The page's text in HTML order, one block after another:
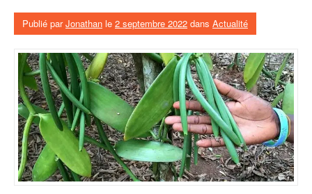
Publié parJonathan le 2 septembre 2022 dans Actualité